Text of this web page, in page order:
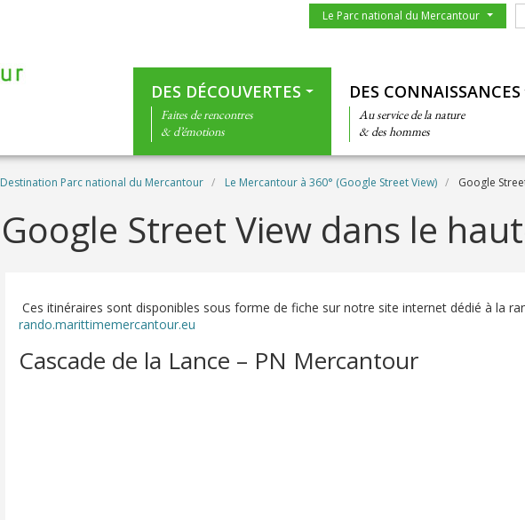
Menu du parc
Le Parc national du Mercantour
DES DÉCOUVERTES
Faites de rencontres
& d’émotions
DES CONNAISSANCES
Au service de la nature
& des hommes
Destination Parc national du Mercantour Le Mercantour à 360° (Google Street View) Google
Google Street View dans le
Ces itinéraires sont disponibles sous forme de fiche sur notre site internet dédié à la
rando.marittimemercantour.eu
Cascade de la Lance – PN Mercantour